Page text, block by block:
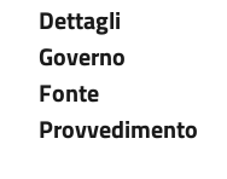
Dettagli
Governo
Fonte
Provvedimento